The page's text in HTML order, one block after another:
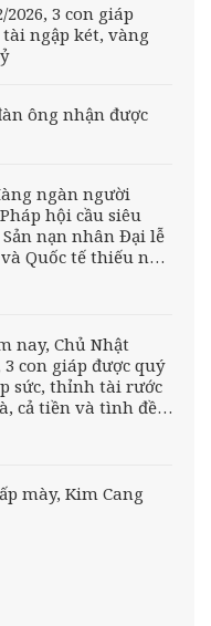
3 con giáp
ngập két, vàng
ông nhận được
ngàn người
hội cầu siêu
nạn nhân Đại lễ
Quốc tế thiếu nhi
nay, Chủ Nhật
3 con giáp được quý
sức, thỉnh tài rước
cả tiền và tình đều
mày, Kim Cang